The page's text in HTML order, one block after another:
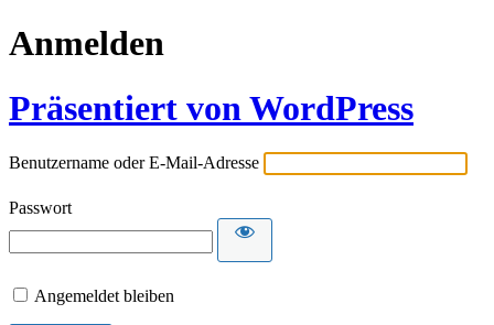
Anmelden
Präsentiert von WordPress
Benutzername oder E-Mail-Adresse
Passwort
Angemeldet bleiben